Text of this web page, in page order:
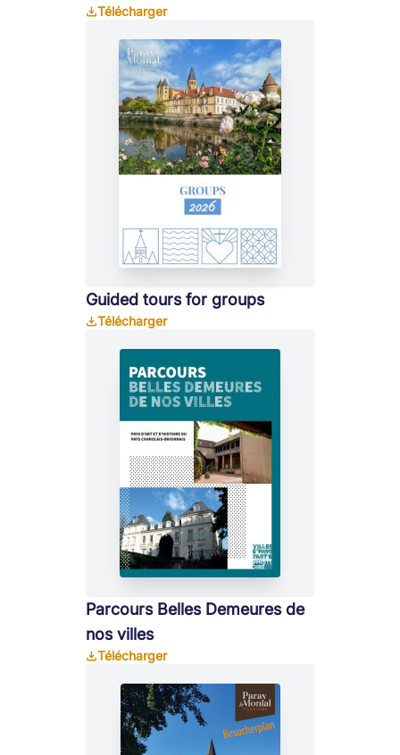
Télécharger
Guided tours for groups
Télécharger
Parcours Belles Demeures de
nos villes
Télécharger